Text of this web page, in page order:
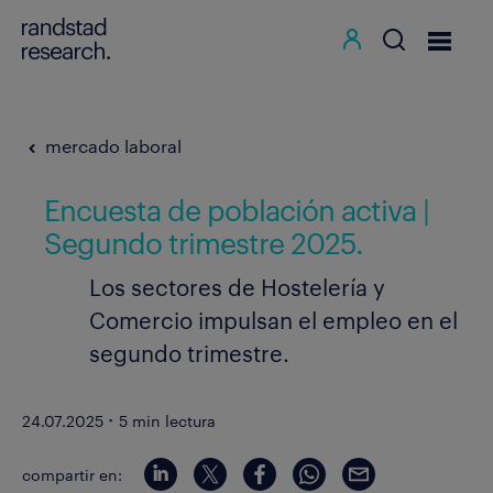
mercado laboral
Encuesta de población activa |
Segundo trimestre 2025.
Los sectores de Hostelería y
Comercio impulsan el empleo en el
segundo trimestre.
24.07.2025 · 5 min lectura
compartir en: